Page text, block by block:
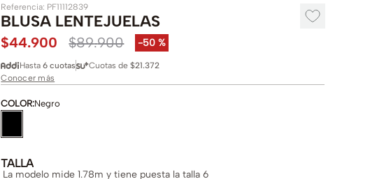
Referencia: PF11112839
BLUSA LENTEJUELAS
$44.900 $89.900 -50 %
Hasta6 cuotas Cuotas de$21.372
Conocer más
COLOR:Negro
TALLA
La modelo mide 1.78m y tiene puesta la talla 6